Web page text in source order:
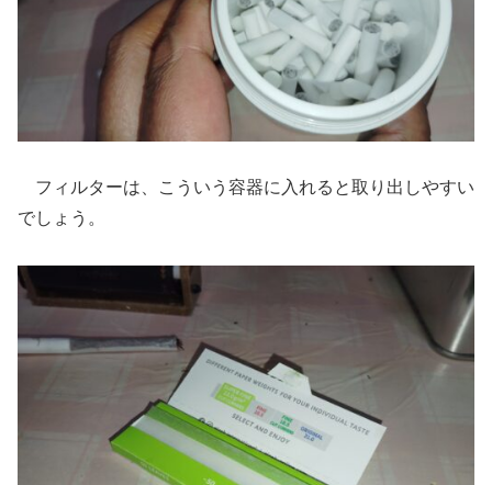
フィルターは、こういう容器に入れると取り出しやすい
でしょう。